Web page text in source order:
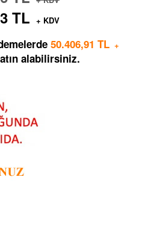
TL + KDV
50.406,91 TL +
alabilirsiniz.